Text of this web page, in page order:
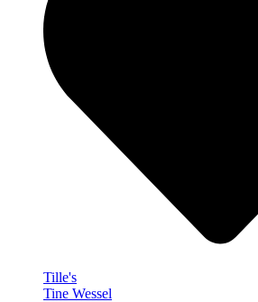
Tille's
Tine Wessel